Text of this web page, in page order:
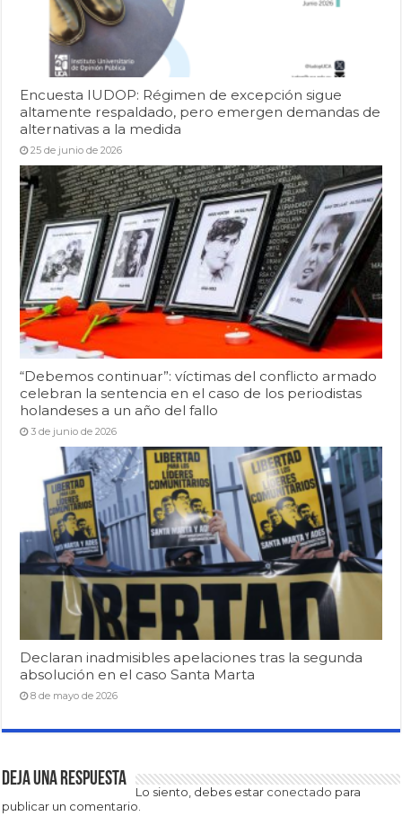
Encuesta IUDOP: Régimen de excepción sigue
altamente respaldado, pero emergen demandas de
alternativas a la medida
25 de junio de 2026
“Debemos continuar”: víctimas del conflicto armado
celebran la sentencia en el caso de los periodistas
holandeses a un año del fallo
3 de junio de 2026
Declaran inadmisibles apelaciones tras la segunda
absolución en el caso Santa Marta
8 de mayo de 2026
Deja una respuesta
Lo siento, debes estar conectado para
publicar un comentario.